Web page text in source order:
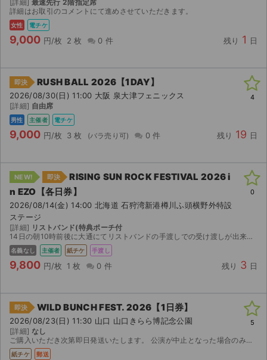
[詳細] 最速先行 2階指定席
詳細はお取引のコメントにて進めさせていただきます。
女性 電チケ
9,000 円/枚 2 枚 0 件 残り 1 日
即決 RUSH BALL 2026【1DAY】
2026/08/30(日) 11:00 大阪 泉大津フェニックス
[詳細] 自由席
男性 主催者 電チケ
9,000 円/枚 3 枚 0 件 残り 19 日
4
NEW! 即決
RISING SUN ROCK FESTIVAL 2026 i
n EZO【各日券】
2026/08/14(金) 14:00 北海道 石狩湾新港樽川ふ頭横野外特設
ステージ
[詳細] リストバンド(特典ポーチ付
14日の朝10時前後に大通にてリストバンドの手渡しでの受け渡しが出来る方かつ15日の朝10時前後(応相談14日夜も時間により可能)にリストバンドを手渡しにてこちらに受け戻して頂ける方のみお願い致...
名義なし 主催者 紙チケ 手渡し
9,800 円/枚 1 枚 0 件 残り 3 日
0
即決 WILD BUNCH FEST. 2026【1日券】
2026/08/23(日) 11:30 山口 山口きらら博記念公園
[詳細] なし
ご購入いただき次第即日発送いたします。 公演が中止となった場合のみ、手数料を差し引いた金額を返金いたします。 取引確定後のキャンセルはお受けできません。 迅速で丁寧な対応を心がけておりますの...
紙チケ 郵送
5